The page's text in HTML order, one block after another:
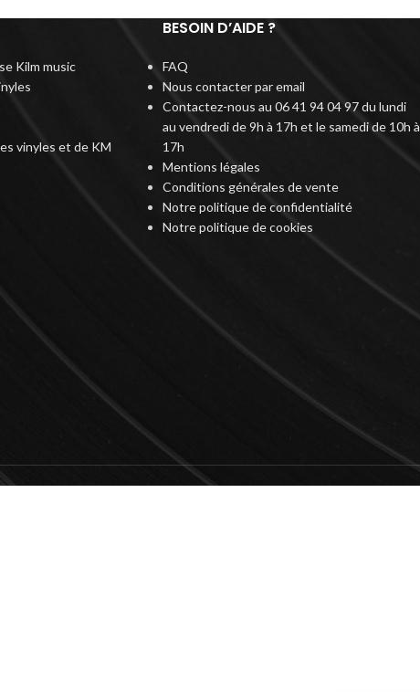
Kilm music
vinyles et de KM
BESOIN D’AIDE ?
FAQ
Nous contacter par email
Contactez-nous au 06 41 94 04 97 du lundi
au vendredi de 9h à 17h et le samedi de 10h à
17h
Mentions légales
Conditions générales de vente
Notre politique de confidentialité
Notre politique de cookies